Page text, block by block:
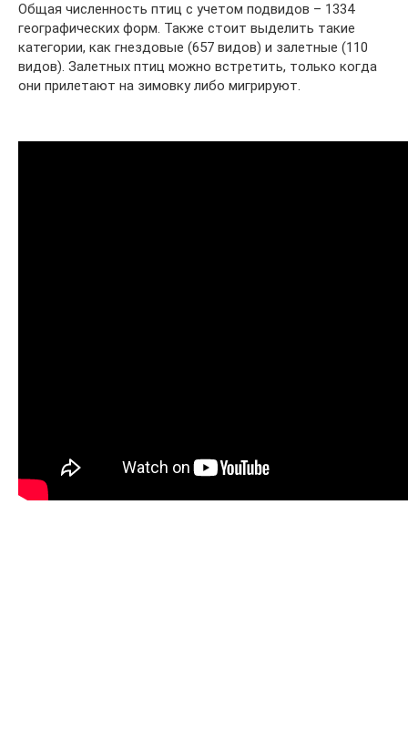
Общая численность птиц с учетом подвидов – 1334
географических форм. Также стоит выделить такие
категории, как гнездовые (657 видов) и залетные (110
видов). Залетных птиц можно встретить, только когда
они прилетают на зимовку либо мигрируют.